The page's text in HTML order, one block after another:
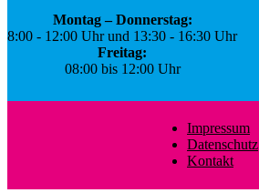
Montag – Donnerstag:
8:00 - 12:00 Uhr und 13:30 - 16:30 Uhr
Freitag:
08:00 bis 12:00 Uhr
Impressum
Datenschutz
Kontakt